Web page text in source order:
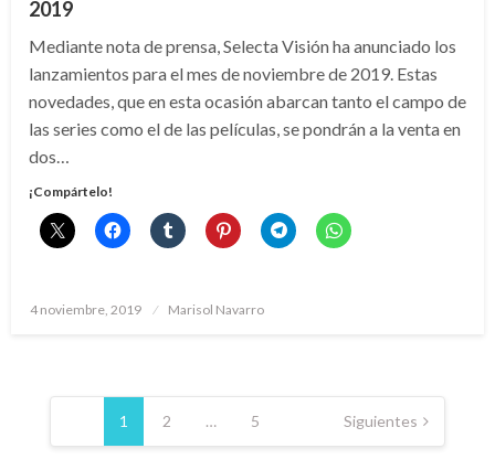
2019
Mediante nota de prensa, Selecta Visión ha anunciado los
lanzamientos para el mes de noviembre de 2019. Estas
novedades, que en esta ocasión abarcan tanto el campo de
las series como el de las películas, se pondrán a la venta en
dos…
¡Compártelo!
Publicado
4 noviembre, 2019 Marisol Navarro
Paginación
entradas
1 2 … 5 Siguientes